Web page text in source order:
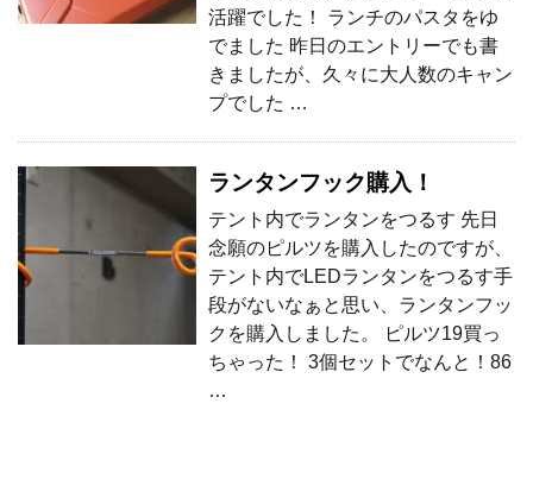
活躍でした！ ランチのパスタをゆ
でました 昨日のエントリーでも書
きましたが、久々に大人数のキャン
プでした …
ランタンフック購入！
テント内でランタンをつるす 先日
念願のピルツを購入したのですが、
テント内でLEDランタンをつるす手
段がないなぁと思い、ランタンフッ
クを購入しました。 ピルツ19買っ
ちゃった！ 3個セットでなんと！86
…